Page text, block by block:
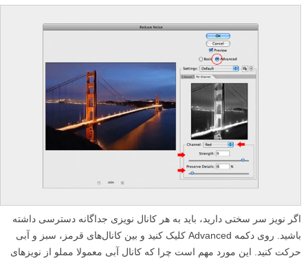
اگر نویز سر سختی دارید، باید به هر کانال نویزی جداگانه دسترسی داشته
باشید. روی دکمه Advanced کلیک کنید و بین کانال‌های قرمز، سبز و آبی
حرکت کنید. این مورد مهم است چرا که کانال آبی معمولا مملو از نویز‌های